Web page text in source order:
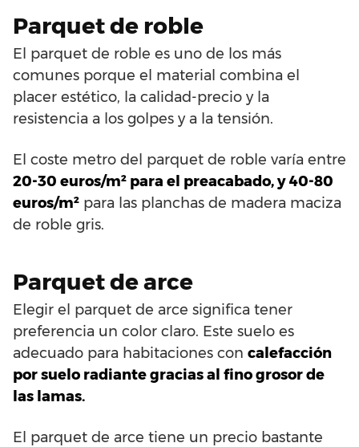
Parquet de roble
El parquet de roble es uno de los más
comunes porque el material combina el
placer estético, la calidad-precio y la
resistencia a los golpes y a la tensión.
El coste metro del parquet de roble varía entre
20-30 euros/m² para el preacabado, y 40-80
euros/m² para las planchas de madera maciza
de roble gris.
Parquet de arce
Elegir el parquet de arce significa tener
preferencia un color claro. Este suelo es
adecuado para habitaciones con calefacción
por suelo radiante gracias al fino grosor de
las lamas.
El parquet de arce tiene un precio bastante